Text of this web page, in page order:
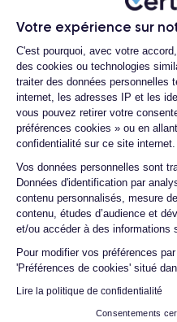
Votre expérience sur
Plateforme de
C'est pourquoi, avec votre
des cookies ou technologies
traiter des données personnelles
internet, les adresses IP et les
vous pouvez retirer votre
préférences cookies » ou en
confidentialité sur ce site internet.
Vos données personnelles sont
Données d'identification par
contenu personnalisés, mesure
contenu, études d’audience et
et/ou accéder à des informations
Pour modifier vos préférences
'Préférences de cookies' situé
Lire la politique de confidentialité
Consentements
Axeptio
Méthodes
Paiement
Qui sommes-nous ?